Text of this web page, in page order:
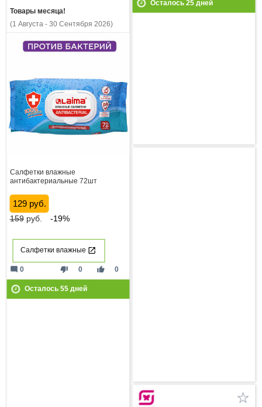
Осталось 25дней
Товары месяца!
(1 Августа - 30 Сентября 2026)
Салфетки влажные
антибактериальные 72шт
129 руб.
159руб. -19%
Салфетки влажные
thumb_down 0 thumb_up 0
mode_comment 0
Осталось 55дней